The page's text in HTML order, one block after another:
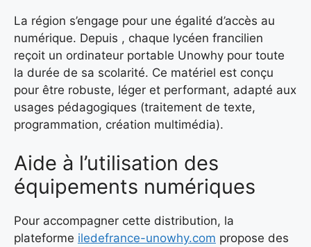
La région s’engage pour une égalité d’accès au
numérique. Depuis , chaque lycéen francilien
reçoit un ordinateur portable Unowhy pour toute
la durée de sa scolarité. Ce matériel est conçu
pour être robuste, léger et performant, adapté aux
usages pédagogiques (traitement de texte,
programmation, création multimédia).
Aide à l’utilisation des
équipements numériques
Pour accompagner cette distribution, la
plateforme iledefrance-unowhy.com propose des